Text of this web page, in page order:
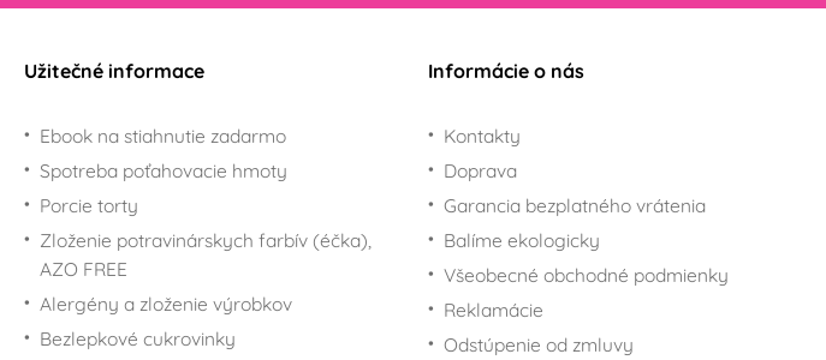
Užitečné informace
Ebook na stiahnutie zadarmo
Spotreba poťahovacie hmoty
Porcie torty
Zloženie potravinárskych farbív (éčka),
AZO FREE
Alergény a zloženie výrobkov
Bezlepkové cukrovinky
Informácie o nás
Kontakty
Doprava
Garancia bezplatného vrátenia
Balíme ekologicky
Všeobecné obchodné podmienky
Reklamácie
Odstúpenie od zmluvy